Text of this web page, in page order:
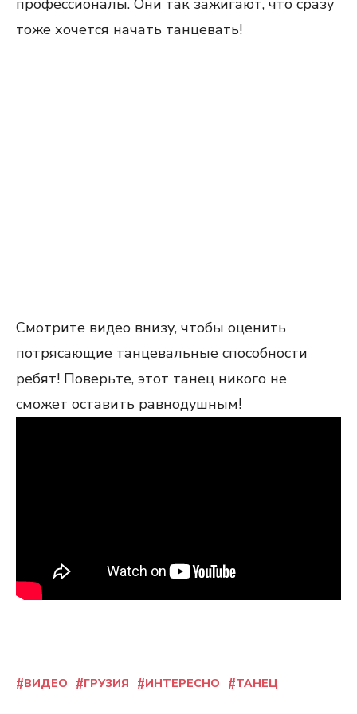
тоже хочется начать танцевать!
Смотрите видео внизу, чтобы оценить
потрясающие танцевальные способности
ребят! Поверьте, этот танец никого не
сможет оставить равнодушным!
ВИДЕО ГРУЗИЯ ИНТЕРЕСНО ТАНЕЦ